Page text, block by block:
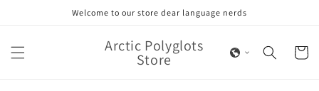
Welcome to our store dear language nerds
Arctic Polyglots
Store Cart